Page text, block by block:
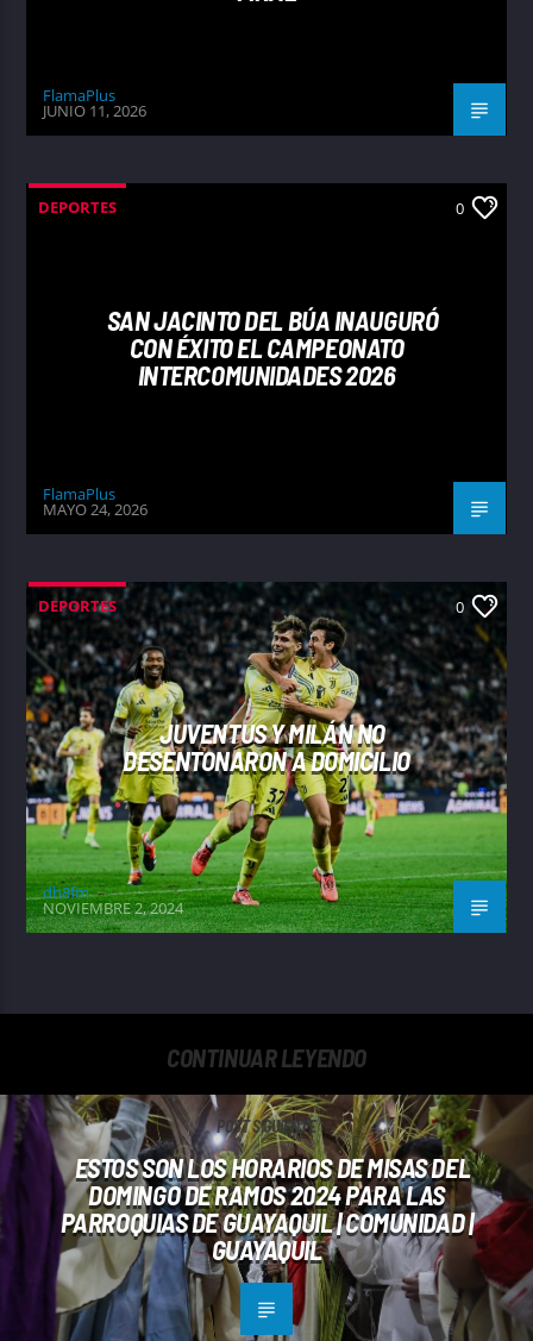
FlamaPlus
JUNIO 11, 2026
DEPORTES 0
SAN JACINTO DEL BÚA INAUGURÓ
CON ÉXITO EL CAMPEONATO
INTERCOMUNIDADES 2026
FlamaPlus
MAYO 24, 2026
DEPORTES 0
JUVENTUS Y MILÁN NO
DESENTONARON A DOMICILIO
dh8fm
NOVIEMBRE 2, 2024
CONTINUAR LEYENDO
POST SIGUIENTE
ESTOS SON LOS HORARIOS DE MISAS DEL
DOMINGO DE RAMOS 2024 PARA LAS
PARROQUIAS DE GUAYAQUIL | COMUNIDAD |
GUAYAQUIL